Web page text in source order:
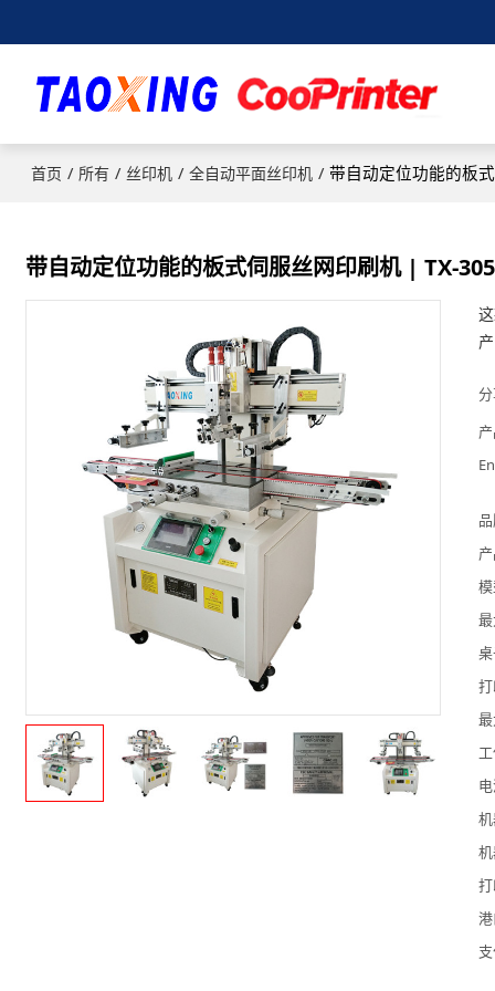
首页 / 所有 / 丝印机 / 全自动平面丝印机 / 带自动定位功能的板
带自动定位功能的板式伺服丝网印刷机 | TX-